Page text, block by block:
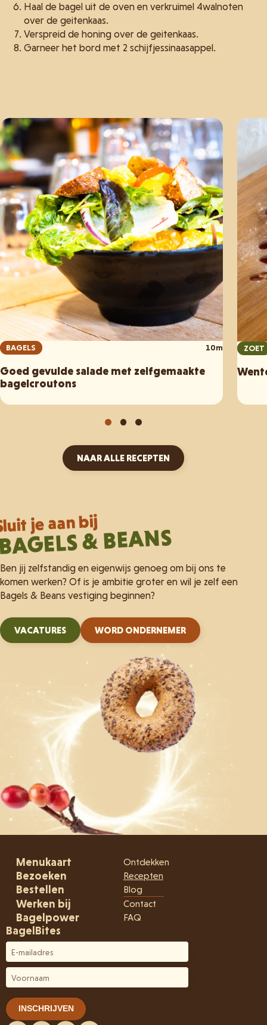
Haal de bagel uit de oven en verkruimel 4walnoten
over de geitenkaas.
Verspreid de honing over de geitenkaas.
Garneer het bord met 2 schijfjessinaasappel.
BAGELS 10m
Goed gevulde salade met zelfgemaakte
bagelcroutons
ZOET
je aan bij
& BEANS
komen werken? Of is je ambitie groter en wil je zelf een
Bagels & Beans vestiging beginnen?
WORD ONDERNEMER
Menukaart
Bezoeken
Bestellen
Werken bij
Bagelpower
Ontdekken
Recepten
FAQ
BagelBites